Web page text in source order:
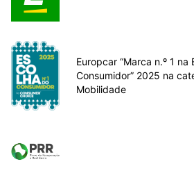
Europcar “Marca n.º 1 na
Consumidor” 2025 na
Mobilidade